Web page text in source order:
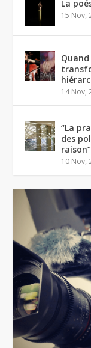
La
15 Nov,
14 Nov,
“La
des
raison”
10 Nov,